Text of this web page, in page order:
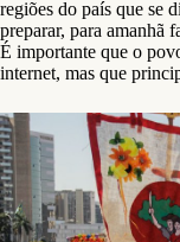
regiões do país que se
preparar, para amanhã
É importante que o
internet, mas que